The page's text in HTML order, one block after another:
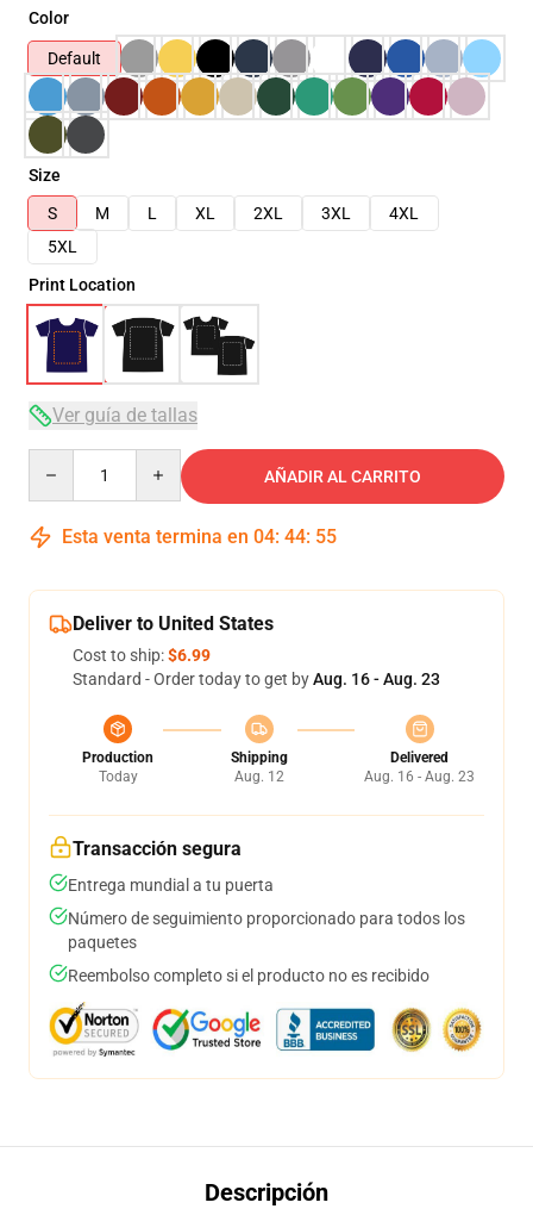
Color
Default
Size
S
M L XL 2XL 3XL
4XL
5XL
Print Location
Ver guía de tallas
AÑADIR AL CARRITO
Esta venta termina en 04: 44: 54
Deliver to United States
Cost to ship:$6.99
Standard - Order today to get byAug. 16 - Aug. 23
Production
Today
Shipping
Aug. 12
Delivered
Aug. 16 - Aug. 23
Transacción segura
Entrega mundial a tu puerta
Número de seguimiento proporcionado para todos los
paquetes
Reembolso completo si el producto no es recibido
Descripción